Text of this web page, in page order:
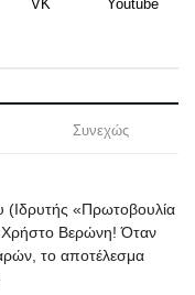
VK Youtube
Συνεχώς
(Ιδρυτής «Πρωτοβουλία
Βερώνη! Όταν
το αποτέλεσμα